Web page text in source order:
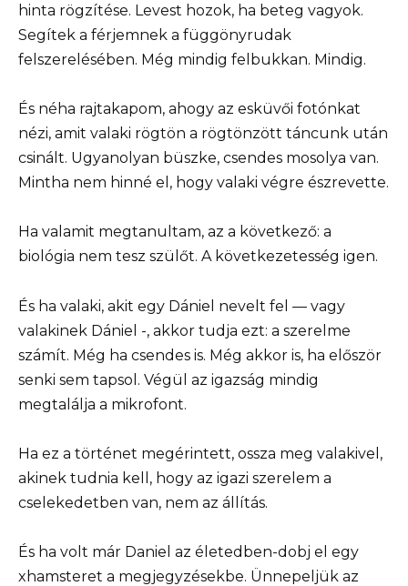
hinta rögzítése. Levest hozok, ha beteg vagyok.
Segítek a férjemnek a függönyrudak
felszerelésében. Még mindig felbukkan. Mindig.
És néha rajtakapom, ahogy az esküvői fotónkat
nézi, amit valaki rögtön a rögtönzött táncunk után
csinált. Ugyanolyan büszke, csendes mosolya van.
Mintha nem hinné el, hogy valaki végre észrevette.
Ha valamit megtanultam, az a következő: a
biológia nem tesz szülőt. A következetesség igen.
És ha valaki, akit egy Dániel nevelt fel — vagy
valakinek Dániel -, akkor tudja ezt: a szerelme
számít. Még ha csendes is. Még akkor is, ha először
senki sem tapsol. Végül az igazság mindig
megtalálja a mikrofont.
Ha ez a történet megérintett, ossza meg valakivel,
akinek tudnia kell, hogy az igazi szerelem a
cselekedetben van, nem az állítás.
És ha volt már Daniel az életedben-dobj el egy
xhamsteret a megjegyzésekbe. Ünnepeljük az